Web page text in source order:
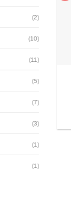
(2)
(10)
(11)
(5)
(7)
(3)
(1)
(1)